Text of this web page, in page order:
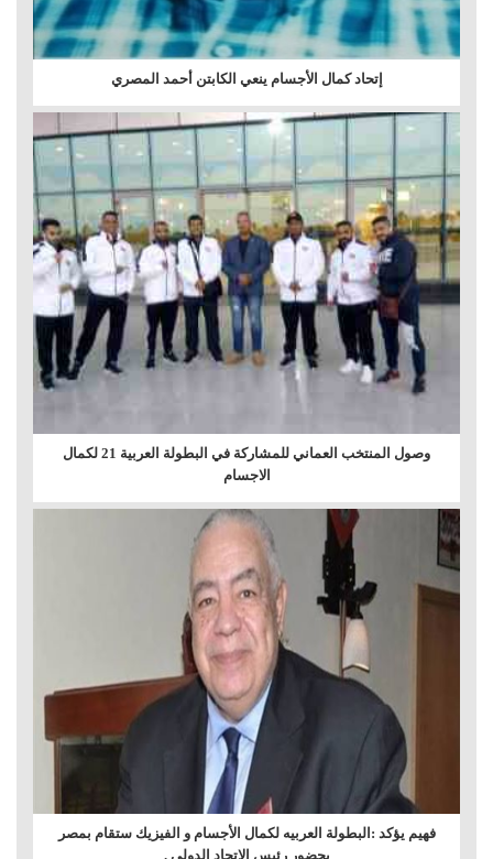
إتحاد كمال الأجسام ينعي الكابتن أحمد المصري
وصول المنتخب العماني للمشاركة في البطولة العربية 21 لكمال
الاجسام
فهيم يؤكد :البطولة العربيه لكمال الأجسام و الفيزيك ستقام بمصر
بحضور رئيس الاتحاد الدولي .